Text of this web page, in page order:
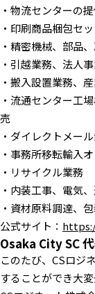
・物流センターの
・印刷商品梱包セ
・精密機械、部品
・引越業務、法人
・搬入設置業務、
・流通センター工
売
・ダイレクトメー
・事務所移転輸入
・リサイクル業務
・内装工事、電気
・資材原料調達、
公式サイト：
Osaka City SC
このたび、CSロジ
することができ大変